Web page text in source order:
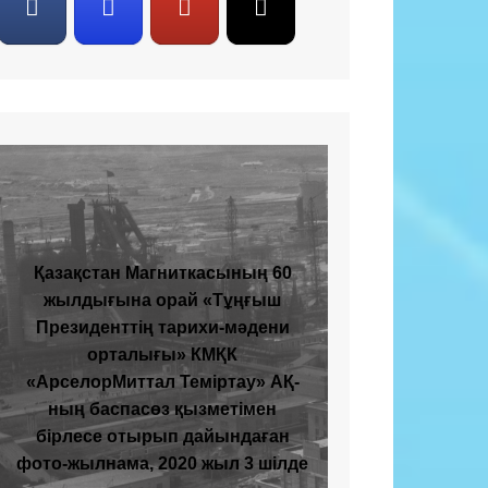
Қазақстан Магниткасының 60
жылдығына орай «Тұңғыш
Президенттің тарихи-мәдени
орталығы» КМҚК
«АрселорМиттал Теміртау» АҚ-
ның баспасөз қызметімен
бірлесе отырып дайындаған
фото-жылнама, 2020 жыл 3 шілде